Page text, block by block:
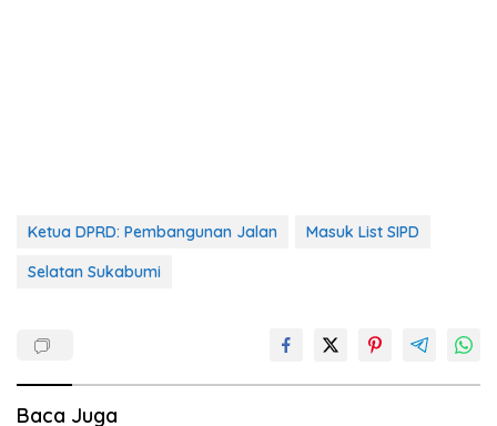
Ketua DPRD: Pembangunan Jalan
Masuk List SIPD
Selatan Sukabumi
Baca Juga